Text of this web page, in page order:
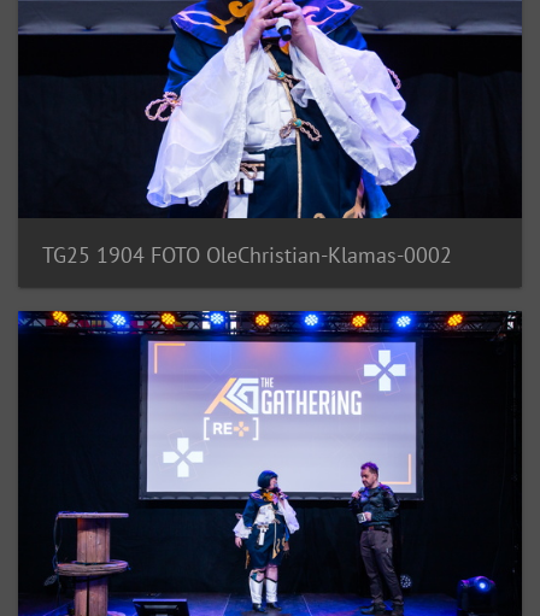
TG25 1904 FOTO OleChristian-Klamas-0002